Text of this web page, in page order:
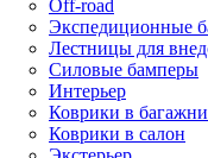
Off-road
Экспедиционные
Лестницы для
Силовые бамперы
Интерьер
Коврики в
Коврики в салон